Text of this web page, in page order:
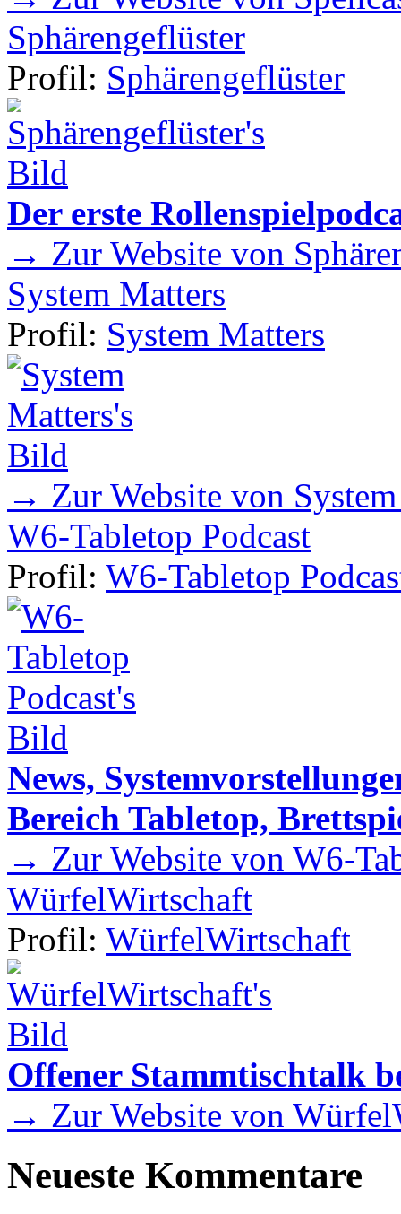
Sphärengeflüster
Profil: Sphärengeflüster
Der erste
→ Zur Website von
System Matters
Profil: System Matters
→ Zur Website von
W6-Tabletop Podcast
Profil: W6-Tabletop
News,
Bereich Tabletop,
→ Zur Website von W6-
WürfelWirtschaft
Profil: WürfelWirtschaft
Offener Stammtischtalk
→ Zur Website von
Neueste Kommentare